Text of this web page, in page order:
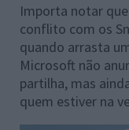
Importa notar
conflito com os
quando arrasta
Microsoft não
partilha, mas
quem estiver na